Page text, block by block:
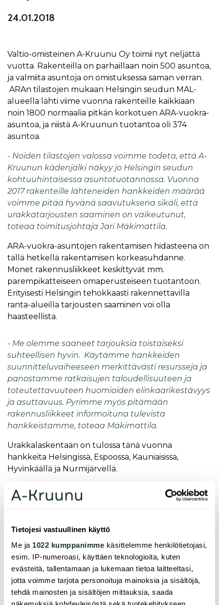
Tietojesi vastuullinen käyttö
Me ja 1022 kumppanimme käsittelemme henkilötietojasi,
esim. IP-numeroasi, käyttäen teknologioita, kuten
evästeitä, tallentamaan ja lukemaan tietoa laitteeltasi,
jotta voimme tarjota personoituja mainoksia ja sisältöjä,
tehdä mainosten ja sisältöjen mittauksia, saada
24.01.2018
Valtio-omisteinen A-Kruunu Oy toimii nyt neljättä
vuotta. Rakenteilla on parhaillaan noin 500 asuntoa,
ja valmiita asuntoja on omistuksessa saman verran.
ARAn tilastojen mukaan Helsingin seudun MAL-
alueella lähti viime vuonna rakenteille kaikkiaan
noin 1800 normaalia pitkän korkotuen ARA-vuokra-
asuntoa, ja niistä A-Kruunun tuotantoa oli 374
asuntoa.
- Noiden tilastojen valossa voimme todeta, että A-
Kruunun kädenjälki näkyy jo Helsingin seudun
kohtuuhintaisessa asuntotuotannossa. Vuonna
2017 rakenteille lähteneiden hankkeiden määrää
voimme pitää hyvänä saavutuksena sikäli, että
urakkatarjousten saaminen on vaikeutunut,
toteaa toimitusjohtaja Jari Mäkimattila.
ARA-vuokra-asuntojen rakentamisen hidasteena on
tällä hetkellä rakentamisen korkeasuhdanne.
Monet rakennusliikkeet keskittyvät mm.
parempikatteiseen omaperusteiseen tuotantoon.
Erityisesti Helsingin tehokkaasti rakennettavilla
ranta-alueilla tarjousten saaminen voi olla
haasteellista.
- Me olemme saaneet tarjouksia toistaiseksi
suhteellisen hyvin. Käytämme hankkeiden
suunnitteluvaiheeseen merkittävästi resursseja ja
panostamme ratkaisujen taloudellisuuteen ja
toteutettavuuteen huomioiden elinkaarikestävyys
ja asuttavuus. Pyrimme myös pitämään
rakennusliikkeet informoituna tulevista
hankkeistamme, toteaa Mäkimattila.
Urakkalaskentaan on tulossa tänä vuonna
hankkeita Helsingissä, Espoossa, Kauniaisissa,
Hyvinkäällä ja Nurmijärvellä.
- Meillä on tällä hetkellä hyvä lyhyen tähtäimen
tonttivaranto. Etsimme kuitenkin koko ajan uusia
A-Kruunulle valmistuu maaliskuussa ensimmäiset
puukerrostalot Helsingin Kuninkaantammeen.
Puurakentamisen edistäminen on yksi A-Kruunun
keskeisistä tavoitteista.
- Haemme jatkuvasti A-Kruunulle sopivia
puurakentamishankkeita . Mikäli sopiva tontti